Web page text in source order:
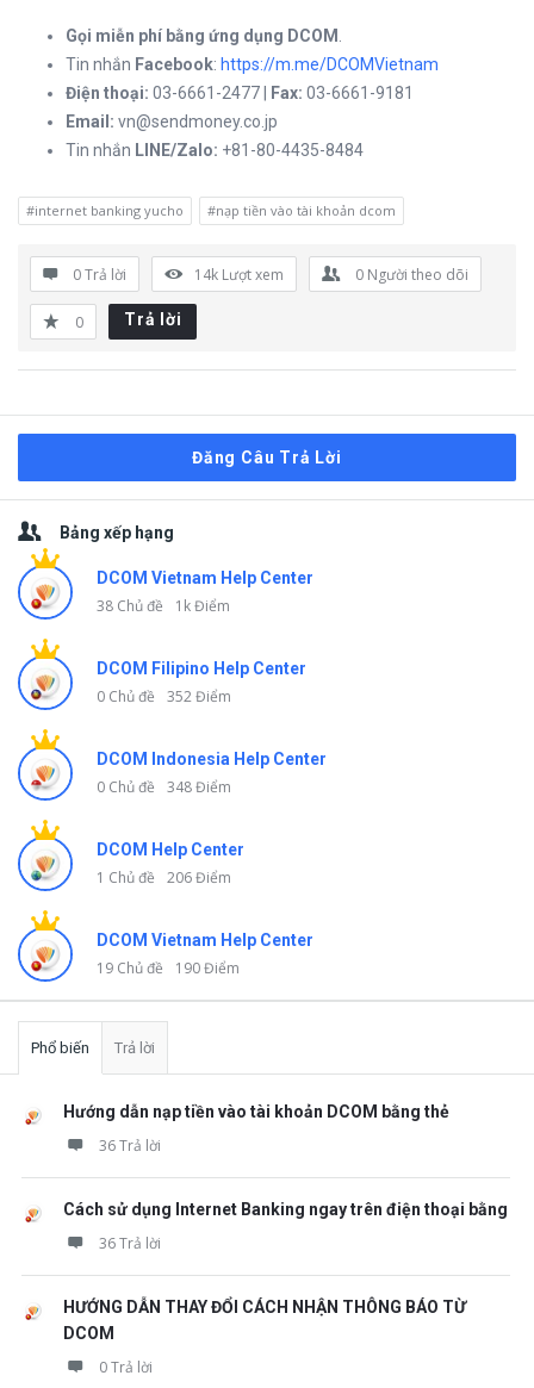
Gọi miễn phí bằng ứng dụng DCOM
Tin nhắn Facebook: https://m.me/DCOMVietnam
Điện thoại: 03-6661-2477 | Fax: 03-6661-9181
Email: vn@sendmoney.co.jp
Tin nhắn LINE/Zalo: +81-80-4435-8484
#internet banking yucho #nạp tiền vào tài khoản dcom
0 Trả lời 14k Lượt xem 0 Người theo dõi
0 Trả lời
Đăng Câu Trả Lời
Thanh
bên
Bảng xếp hạng
DCOM Vietnam Help Center
38 Chủ đề 1k Điểm
DCOM Filipino Help Center
0 Chủ đề 352 Điểm
DCOM Indonesia Help Center
0 Chủ đề 348 Điểm
DCOM Help Center
1 Chủ đề 206 Điểm
DCOM Vietnam Help Center
19 Chủ đề 190 Điểm
Phổ biến Trả lời
Hướng dẫn nạp tiền vào tài khoản DCOM bằng thẻ
36 Trả lời
Cách sử dụng Internet Banking ngay trên điện thoại bằng
36 Trả lời
HƯỚNG DẪN THAY ĐỔI CÁCH NHẬN THÔNG BÁO TỪ
DCOM
0 Trả lời